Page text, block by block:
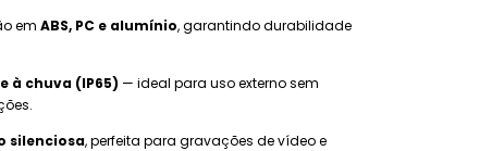
em ABS, PC e alumínio, garantindo durabilidade
à chuva (IP65) — ideal para uso externo sem
silenciosa, perfeita para gravações de vídeo e